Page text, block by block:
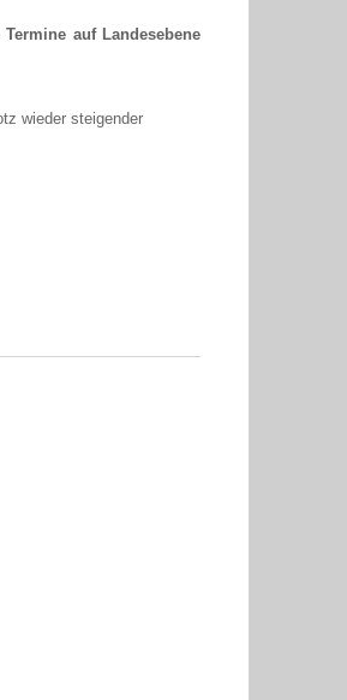
auf Landesebene
wieder steigender